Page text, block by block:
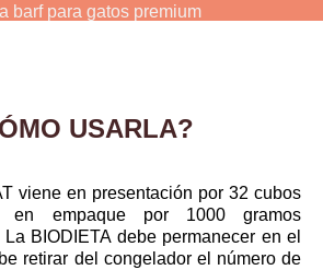
USARLA?
viene en presentación por 32 cubos
en empaque por 1000 gramos
BIODIETA debe permanecer en el
retirar del congelador el número de